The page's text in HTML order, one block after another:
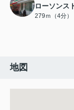
ローソンス
279ｍ（4分）
地図